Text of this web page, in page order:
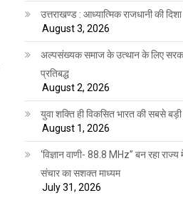
उत्तराखण्ड : आध्यात्मिक राजधानी की
August 3, 2026
अल्पसंख्यक समाज के उत्थान के लिए
प्रतिबद्ध
August 2, 2026
युवा शक्ति ही विकसित भारत की सबसे
August 1, 2026
‘विज्ञान वाणी- 88.8 MHz” बन रहा राज्य
संचार का सशक्त माध्यम
July 31, 2026